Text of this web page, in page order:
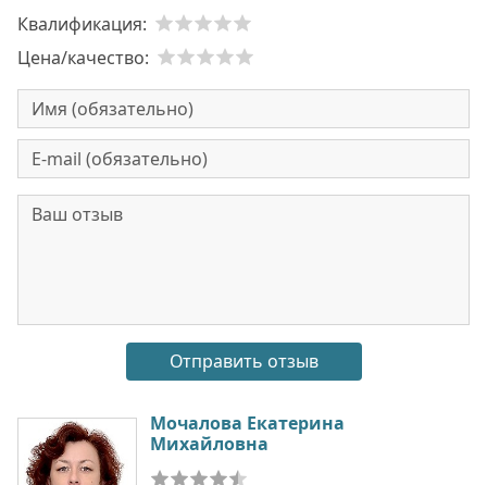
Квалификация:
Цена/качество:
Мочалова Екатерина
Михайловна